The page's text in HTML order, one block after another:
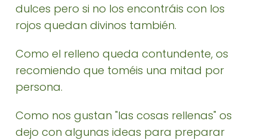
dulces pero si no los encontráis con los
rojos quedan divinos también.
Como el relleno queda contundente, os
recomiendo que toméis una mitad por
persona.
Como nos gustan "las cosas rellenas" os
dejo con algunas ideas para preparar